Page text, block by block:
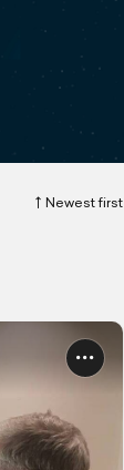
Newest first